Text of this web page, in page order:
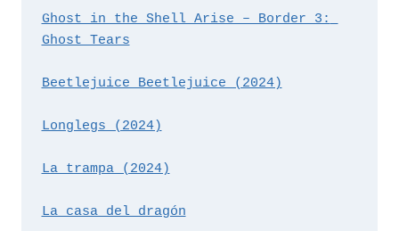
Ghost in the Shell Arise – Border 3:
Ghost Tears
Beetlejuice Beetlejuice (2024)
Longlegs (2024)
La trampa (2024)
La casa del dragón